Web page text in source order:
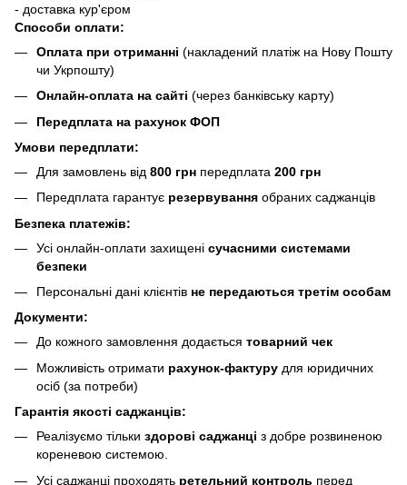
- доставка кур'єром
Способи оплати:
Оплата при отриманні (накладений платіж на Нову Пошту
чи Укрпошту)
Онлайн-оплата на сайті (через банківську карту)
Передплата на рахунок ФОП
Умови передплати:
Для замовлень від 800 грн передплата 200 грн
Передплата гарантує резервування обраних саджанців
Безпека платежів:
Усі онлайн-оплати захищені сучасними системами
безпеки
Персональні дані клієнтів не передаються третім особам
Документи:
До кожного замовлення додається товарний чек
Можливість отримати рахунок-фактуру для юридичних
осіб (за потреби)
Гарантія якості саджанців:
Реалізуємо тільки здорові саджанці з добре розвиненою
кореневою системою.
Усі саджанці проходять ретельний контроль перед